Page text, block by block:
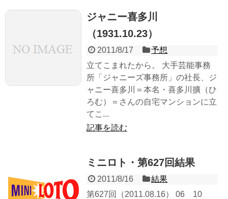
ジャニー喜多川
（1931.10.23）
2011/8/17
予想
立てこまれたから。 大手芸能事務
所「ジャニーズ事務所」の社長、ジ
ャニー喜多川＝本名・喜多川擴（ひ
ろむ）＝さんの自宅マンションに立
てこ...
記事を読む
ミニロト・第627回結果
2011/8/16
結果
第627回（2011.08.16） 06 10